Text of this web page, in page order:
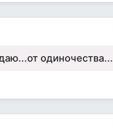
одиночества...